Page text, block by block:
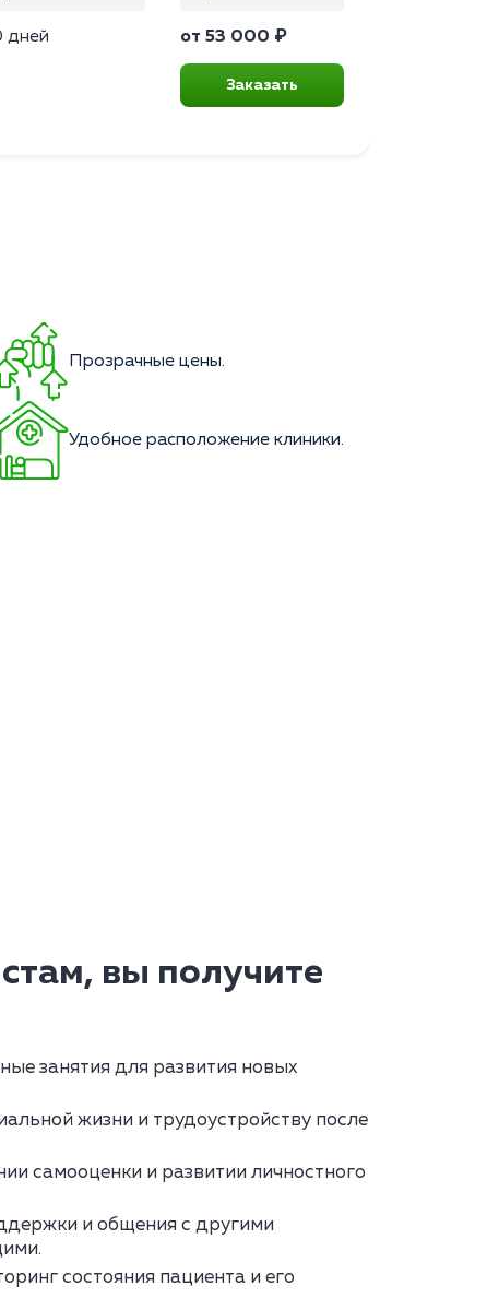
дней от 53 000 ₽
Заказать
Прозрачные цены.
Удобное расположение клиники.
вы получите
занятия для развития новых
жизни и трудоустройству после
самооценки и развитии личностного
и общения с другими
состояния пациента и его